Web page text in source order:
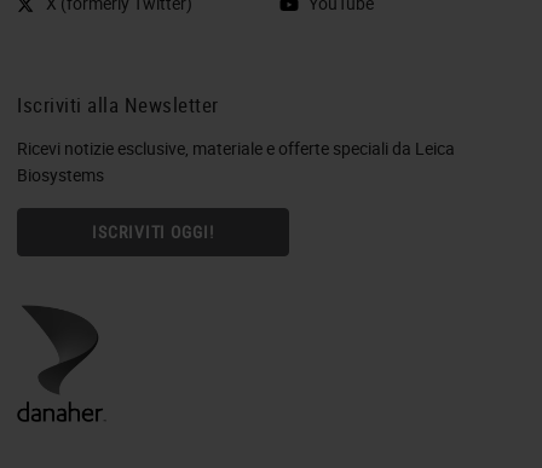
Iscriviti alla Newsletter
Ricevi notizie esclusive, materiale e offerte speciali da Leica
Biosystems
ISCRIVITI OGGI!